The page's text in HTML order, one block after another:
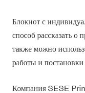
Блокнот с
способ рассказать о
также можно
работы и постановки
Компания SESE